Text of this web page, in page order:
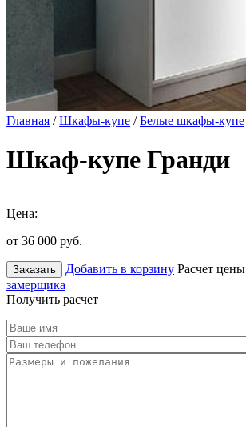
Главная /Шкафы-купе /Белые шкафы-купе
Шкаф-купе Гранди
Цена:
от 36 000 руб.
Заказать Добавить в корзину Расчет цены
замерщика
Получить расчет